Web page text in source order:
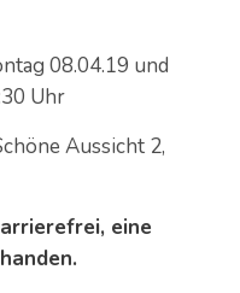
08.04.19 und
Uhr
Aussicht 2,
eine